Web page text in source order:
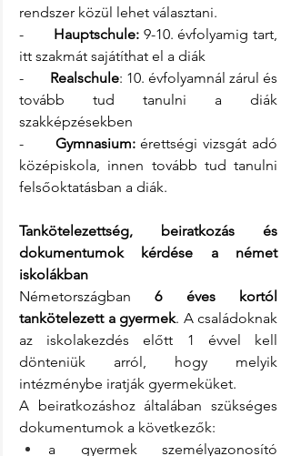
rendszer közül lehet választani.
- Hauptschule: 9-10. évfolyamig tart,
itt szakmát sajátíthat el a diák
- Realschule: 10. évfolyamnál zárul és
tovább tud tanulni a diák
szakképzésekben
- Gymnasium: érettségi vizsgát adó
középiskola, innen tovább tud tanulni
felsőoktatásban a diák.
Tankötelezettség, beiratkozás és
dokumentumok kérdése a német
iskolákban
Németországban 6 éves kortól
tankötelezett a gyermek. A családoknak
az iskolakezdés előtt 1 évvel kell
dönteniük arról, hogy melyik
intézménybe iratják gyermeküket.
A beiratkozáshoz általában szükséges
dokumentumok a következők:
a gyermek személyazonosító